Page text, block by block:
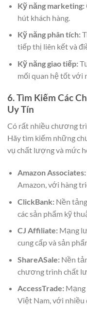
Kỹ năng marketing:
hút khách hàng.
Kỹ năng phân tích:
tiếp thị liên kết và
Kỹ năng giao tiếp:
mối quan hệ tốt với
6. Tìm Kiếm Các
Uy Tín
Có rất nhiều chương
Hãy tìm kiếm những
vụ chất lượng và mức
Amazon Associates:
Amazon, với hàng
ClickBank:Nền
các sản phẩm kỹ
CJ Affiliate:Mạng
cung cấp và sản
ShareASale:Nền
chương trình chất
AccessTrade:Mạng
Việt Nam, với